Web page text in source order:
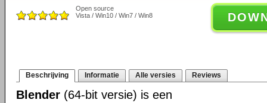
Open source
Vista / Win10 / Win7 / Win8
Beschrijving Informatie Alle versies Reviews
Blender (64-bit versie) is een